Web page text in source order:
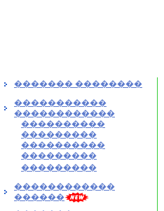
������� ��������
�����������
������������
����������
���������
����������
���������
���������
������������
������